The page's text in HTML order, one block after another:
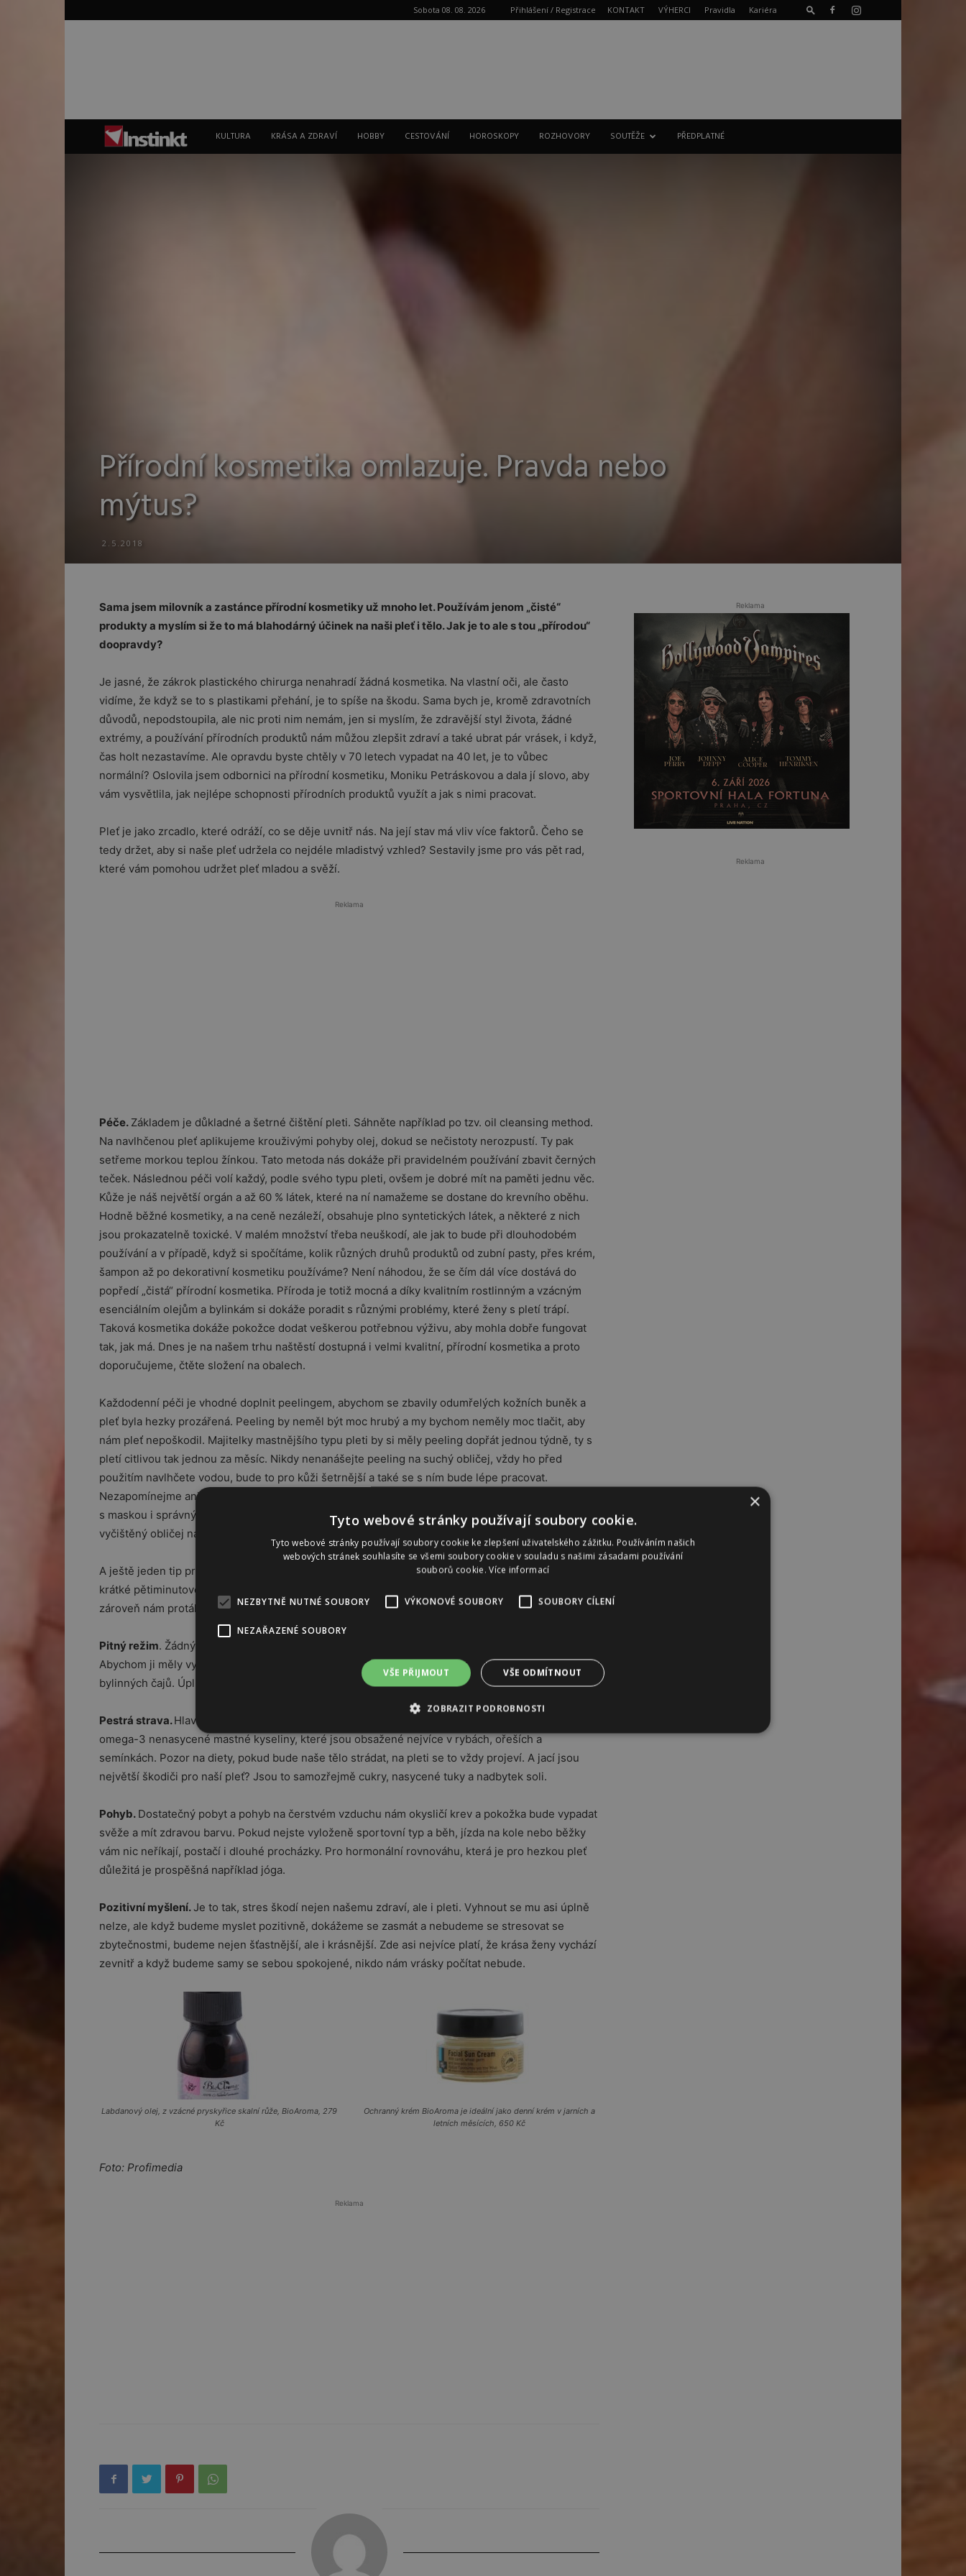
Sobota 08. 08. 2026 Přihlášení / Registrace KONTAKT VÝHERCI Pravidla Kariéra
Instinkt
KULTURA KRÁSA A ZDRAVÍ HOBBY CESTOVÁNÍ HOROSKOPY ROZHOVORY SOUTĚŽE PŘEDPLATNÉ
Přírodní kosmetika omlazuje. Pravda nebo
mýtus?
2.5.2018
Sama jsem milovník a zastánce přírodní kosmetiky už mnoho let. Používám jenom „čisté“
produkty a myslím si že to má blahodárný účinek na naši pleť i tělo. Jak je to ale s tou „přírodou“
doopravdy?
Je jasné, že zákrok plastického chirurga nenahradí žádná kosmetika. Na vlastní oči, ale často
vidíme, že když se to s plastikami přehání, je to spíše na škodu. Sama bych je, kromě zdravotních
důvodů, nepodstoupila, ale nic proti nim nemám, jen si myslím, že zdravější styl života, žádné
extrémy, a používání přírodních produktů nám můžou zlepšit zdraví a také ubrat pár vrásek, i když,
čas holt nezastavíme. Ale opravdu byste chtěly v 70 letech vypadat na 40 let, je to vůbec
normální? Oslovila jsem odbornici na přírodní kosmetiku, Moniku Petráskovou a dala jí slovo, aby
vám vysvětlila, jak nejlépe schopnosti přírodních produktů využít a jak s nimi pracovat.
Pleť je jako zrcadlo, které odráží, co se děje uvnitř nás. Na její stav má vliv více faktorů. Čeho se
tedy držet, aby si naše pleť udržela co nejdéle mladistvý vzhled? Sestavily jsme pro vás pět rad,
které vám pomohou udržet pleť mladou a svěží.
Reklama
Péče. Základem je důkladné a šetrné čištění pleti. Sáhněte například po tzv. oil cleansing method.
Na navlhčenou pleť aplikujeme krouživými pohyby olej, dokud se nečistoty nerozpustí. Ty pak
setřeme morkou teplou žínkou. Tato metoda nás dokáže při pravidelném používání zbavit černých
teček. Následnou péči volí každý, podle svého typu pleti, ovšem je dobré mít na paměti jednu věc.
Kůže je náš největší orgán a až 60 % látek, které na ní namažeme se dostane do krevního oběhu.
Hodně běžné kosmetiky, a na ceně nezáleží, obsahuje plno syntetických látek, a některé z nich
jsou prokazatelně toxické. V malém množství třeba neuškodí, ale jak to bude při dlouhodobém
používání a v případě, když si spočítáme, kolik různých druhů produktů od zubní pasty, přes krém,
šampon až po dekorativní kosmetiku používáme? Není náhodou, že se čím dál více dostává do
popředí „čistá“ přírodní kosmetika. Příroda je totiž mocná a díky kvalitním rostlinným a vzácným
esenciálním olejům a bylinkám si dokáže poradit s různými problémy, které ženy s pletí trápí.
Taková kosmetika dokáže pokožce dodat veškerou potřebnou výživu, aby mohla dobře fungovat
tak, jak má. Dnes je na našem trhu naštěstí dostupná i velmi kvalitní, přírodní kosmetika a proto
doporučujeme, čtěte složení na obalech.
Každodenní péči je vhodné doplnit peelingem, abychom se zbavily odumřelých kožních buněk a
pleť byla hezky prozářená. Peeling by neměl být moc hrubý a my bychom neměly moc tlačit, aby
nám pleť nepoškodil. Majitelky mastnějšího typu pleti by si měly peeling dopřát jednou týdně, ty s
pletí citlivou tak jednou za měsíc. Nikdy nenanášejte peeling na suchý obličej, vždy ho před
použitím navlhčete vodou, bude to pro kůži šetrnější a také se s ním bude lépe pracovat.
Nezapomínejme ani na pleťové masky. Zkuste si pro sebe najít jednou týdně půl hodiny a dopřát si
s maskou i správný relax. Doporučujeme uvařit si dobrý čaj, připravit si nějakou klidnější hudbu, na
vyčištěný obličej nanést masku a užít si tu chvíli sama se sebou a pro sebe.
A ještě jeden tip pro mladistvý vzhled a tím je obličejová jóga. Nevěřily byste tomu, ale takové
krátké pětiminutové cvičení, prováděné pravidelně a dlouhodobě, umí s pletí zázraky. Posílí a
zároveň nám protáhne jemné obličejové svaly. Dále se nám zpevní kontury a zmizí druhá brada.
Pitný režim. Žádný, sebevíc hydratační, krém nám vodu do pleti nedodá, tu si bere pleť zevnitř.
Abychom ji měly vypnutou, musíme pít dostatečné množství čisté vody, případně ovocných a
bylinných čajů. Úplně se vyhýbejme slazeným nápojům, omezme kávu, černý čaj a alkohol.
Pestrá strava.Hlavně ta čerstvá, bohatá na vlákninu a vitaminy. Neméně důležité jsou pro pleť
omega-3 nenasycené mastné kyseliny, které jsou obsažené nejvíce v rybách, ořeších a
semínkách. Pozor na diety, pokud bude naše tělo strádat, na pleti se to vždy projeví. A jací jsou
největší škodiči pro naší pleť? Jsou to samozřejmě cukry, nasycené tuky a nadbytek soli.
Pohyb. Dostatečný pobyt a pohyb na čerstvém vzduchu nám okysličí krev a pokožka bude vypadat
svěže a mít zdravou barvu. Pokud nejste vyloženě sportovní typ a běh, jízda na kole nebo běžky
vám nic neříkají, postačí i dlouhé procházky. Pro hormonální rovnováhu, která je pro hezkou pleť
důležitá je prospěšná například jóga.
Pozitivní myšlení. Je to tak, stres škodí nejen našemu zdraví, ale i pleti. Vyhnout se mu asi úplně
nelze, ale když budeme myslet pozitivně, dokážeme se zasmát a nebudeme se stresovat se
zbytečnostmi, budeme nejen šťastnější, ale i krásnější. Zde asi nejvíce platí, že krása ženy vychází
zevnitř a když budeme samy se sebou spokojené, nikdo nám vrásky počítat nebude.
Labdanový olej, z vzácné pryskyřice skalní růže, BioAroma, 279
Kč
Ochranný krém BioAroma je ideální jako denní krém v jarních a
letních měsících, 650 Kč
Foto: Profimedia
Reklama
Reklama
Reklama
×
Tyto webové stránky používají soubory cookie.
Tyto webové stránky používají soubory cookie ke zlepšení uživatelského zážitku. Používáním našich
webových stránek souhlasíte se všemi soubory cookie v souladu s našimi zásadami používání
souborů cookie.Více informací
NEZBYTNĚ NUTNÉ SOUBORY VÝKONOVÉ SOUBORY SOUBORY CÍLENÍ
NEZAŘAZENÉ SOUBORY
VŠE PŘIJMOUT VŠE ODMÍTNOUT
ZOBRAZIT PODROBNOSTI